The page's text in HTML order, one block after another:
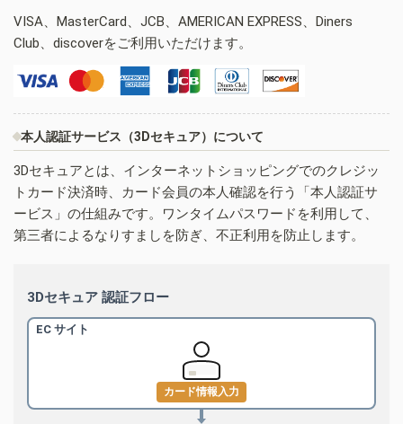
VISA、MasterCard、JCB、AMERICAN EXPRESS、Diners
Club、discoverをご利用いただけます。
本人認証サービス（3Dセキュア）について
3Dセキュアとは、インターネットショッピングでのクレジッ
トカード決済時、カード会員の本人確認を行う「本人認証サ
ービス」の仕組みです。ワンタイムパスワードを利用して、
第三者によるなりすましを防ぎ、不正利用を防止します。
3Dセキュア 認証フロー
EC サイト
カード情報入力